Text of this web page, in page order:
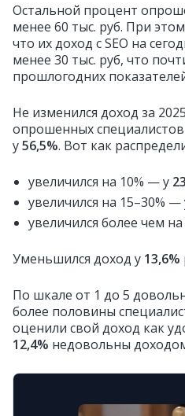
Остальной процент
менее 60 тыс. руб. При этом
что их доход с SEO на
менее 30 тыс. руб, что
прошлогодних
Не изменился доход за
опрошенных
у56,5%. Вот как
увеличился на 10% — у
увеличился на 15–30% —
увеличился более чем
Уменьшился доход у 13,6%
По шкале от 1 до 5
более половины
оценили свой доход как
12,4% недовольны